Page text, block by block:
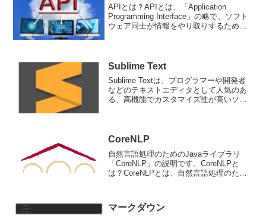
APIとは？APIとは、「Application
Programming Interface」の略で、ソフト
ウェア同士が情報をやり取りするための
Sublime Text
Sublime Textは、プログラマーや開発者
などのテキストエディタとして人気のあ
る、高機能でカスタマイズ性が高いソフ
が制限されます...
CoreNLP
自然言語処理のためのJavaライブラリ
「CoreNLP」の説明です。CoreNLPと
は？CoreNLPとは、自然言語処理のため
は、形態素解析、構文解析、意味解析、
共参...
マークダウン